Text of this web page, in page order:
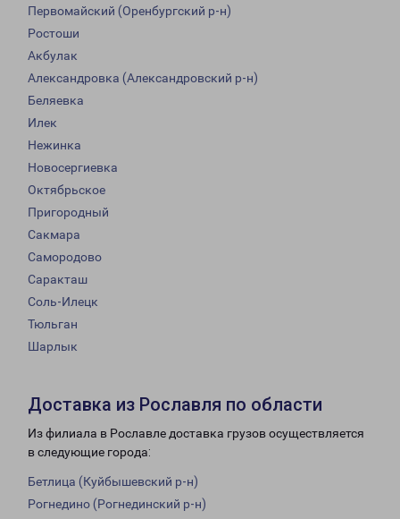
Первомайский (Оренбургский р-н)
Ростоши
Акбулак
Александровка (Александровский р-н)
Беляевка
Илек
Нежинка
Новосергиевка
Октябрьское
Пригородный
Сакмара
Самородово
Саракташ
Соль-Илецк
Тюльган
Шарлык
Доставка из Рославля по области
Из филиала в Рославле доставка грузов осуществляется
в следующие города:
Бетлица (Куйбышевский р-н)
Рогнедино (Рогнединский р-н)